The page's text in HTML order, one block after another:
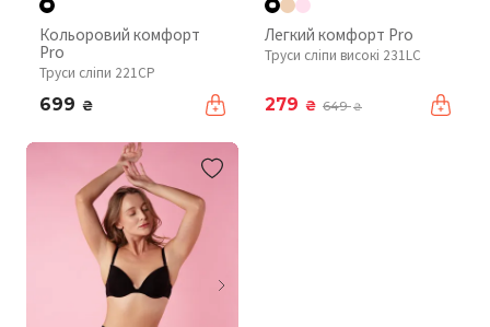
Кольоровий комфорт
Pro
Труси сліпи 221CP
699 ₴
Легкий комфорт Pro
Труси сліпи високі 231LC
279 ₴ 649₴